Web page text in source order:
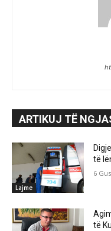
ARTIKUJ TË
Lajme
të
6
të